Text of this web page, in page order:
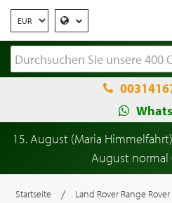
15. August (Maria Himmelfahrt)
August normal
Startseite / Land Rover Range Rover